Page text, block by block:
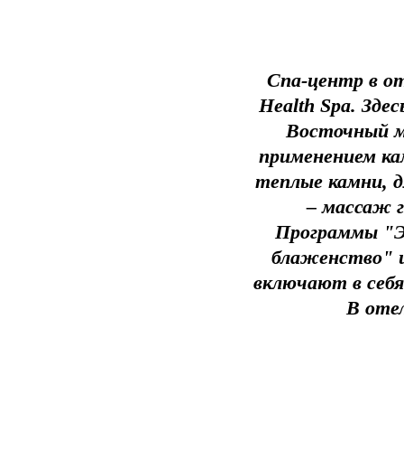
Спа-центр в
Health Spa.
Восточный
применением
теплые камни,
– массаж
Программы
блаженство"
включают в
В